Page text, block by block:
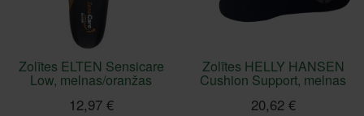
Zolītes ELTEN Sensicare
Low, melnas/oranžas
12,97 €
Zolītes HELLY HANSEN
Cushion Support, melnas
20,62 €